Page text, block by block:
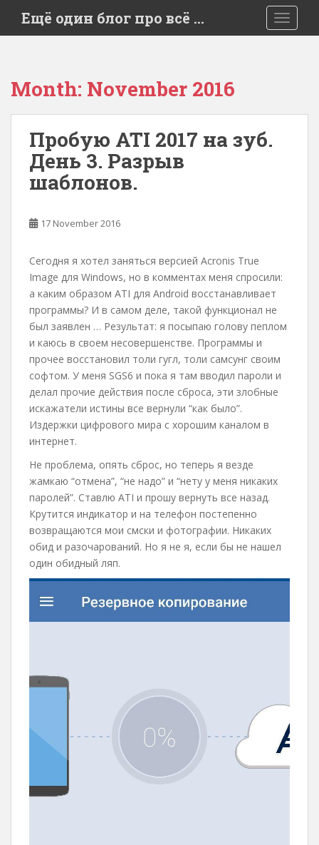
i
Ещё один блог про всё …
Month: November 2016
Пробую ATI 2017 на зуб.
День 3. Разрыв
шаблонов.
17 November 2016
Сегодня я хотел заняться версией Acronis True
Image для Windows, но в комментах меня спросили:
а каким образом ATI для Android восстанавливает
программы? И в самом деле, такой функционал не
был заявлен … Результат: я посыпаю голову пеплом
и каюсь в своем несовершенстве. Программы и
прочее восстановил толи гугл, толи самсунг своим
софтом. У меня SGS6 и пока я там вводил пароли и
делал прочие действия после сброса, эти злобные
искажатели истины все вернули “как было”.
Издержки цифрового мира с хорошим каналом в
интернет.
Не проблема, опять сброс, но теперь я везде
жамкаю “отмена”, “не надо” и “нету у меня никаких
паролей”. Ставлю ATI и прошу вернуть все назад.
Крутится индикатор и на телефон постепенно
возвращаются мои смски и фотографии. Никаких
обид и разочарований. Но я не я, если бы не нашел
один обидный ляп.